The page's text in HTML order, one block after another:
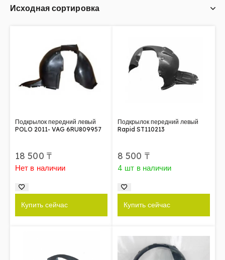
Подкрылок передний левый
POLO 2011- VAG 6RU809957
18 500 ₸
Нет в наличии
Купить сейчас
Подкрылок передний левый
Rapid ST110213
8 500 ₸
4 шт в наличии
Купить сейчас